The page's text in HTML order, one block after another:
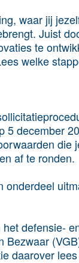
waar jij
Juist
te
welke
5 december
die
af te ronden.
onderdeel
defensie-
daarover